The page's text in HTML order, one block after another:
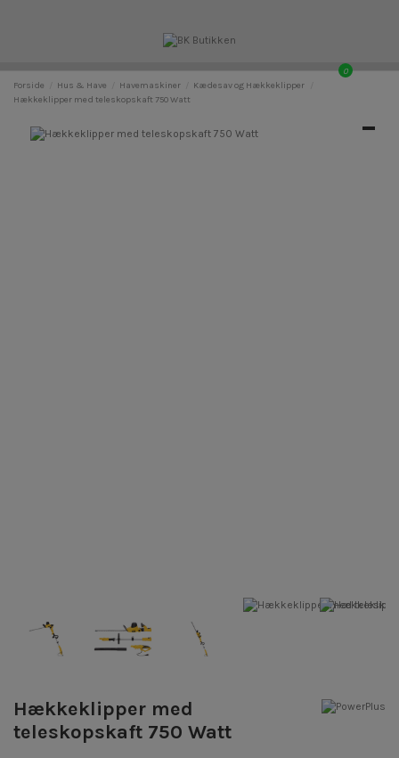
0
Forside Hus & Have Havemaskiner
Kædesav og Hækkeklipper
Hækkeklipper med teleskopskaft 750 Watt
Hækkeklipper med
teleskopskaft 750 Watt